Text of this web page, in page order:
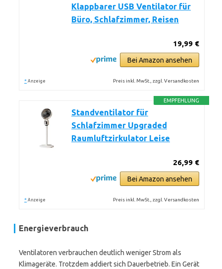
Klappbarer USB Ventilator für
Büro, Schlafzimmer, Reisen
19,99 €
Bei Amazon ansehen
* Anzeige Preis inkl. MwSt., zzgl. Versandkosten
EMPFEHLUNG
Standventilator für
Schlafzimmer Upgraded
Raumluftzirkulator Leise
26,99 €
Bei Amazon ansehen
* Anzeige Preis inkl. MwSt., zzgl. Versandkosten
Energieverbrauch
Ventilatoren verbrauchen deutlich weniger Strom als
Klimageräte. Trotzdem addiert sich Dauerbetrieb. Ein Gerät